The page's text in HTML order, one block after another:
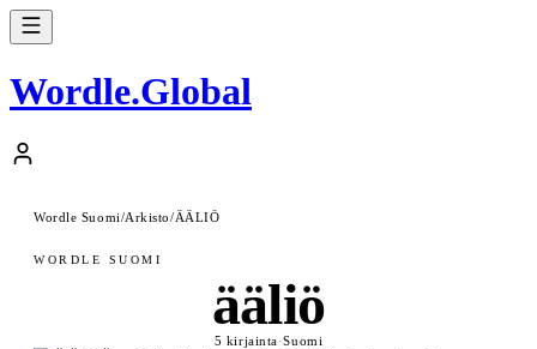
Wordle.Global
Wordle Suomi/Arkisto/ÄÄLIÖ
WORDLE SUOMI
ääliö
5 kirjainta·Suomi